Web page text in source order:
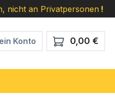
nicht an Privatpersonen !
Konto 0,00 €